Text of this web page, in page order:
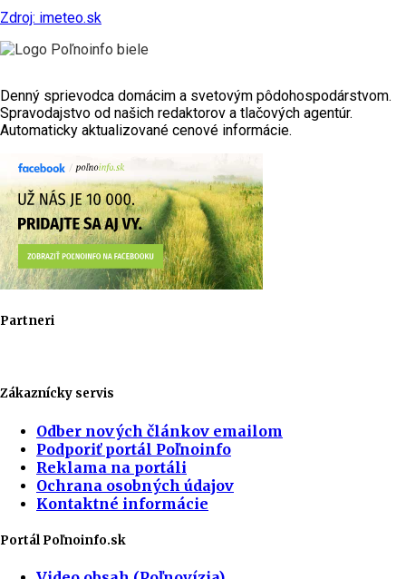
Zdroj: imeteo.sk
Denný sprievodca domácim a svetovým pôdohospodárstvom.
Spravodajstvo od našich redaktorov a tlačových agentúr.
Automaticky aktualizované cenové informácie.
Partneri
Zákaznícky servis
Odber nových článkov emailom
Podporiť portál Poľnoinfo
Reklama na portáli
Ochrana osobných údajov
Kontaktné informácie
Portál Poľnoinfo.sk